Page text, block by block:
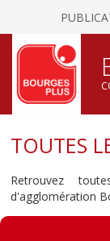
TOUTES
Retrouvez
d'agglomération